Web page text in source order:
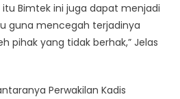
Bimtek ini juga dapat menjadi
guna mencegah terjadinya
pihak yang tidak berhak,” Jelas
Perwakilan Kadis